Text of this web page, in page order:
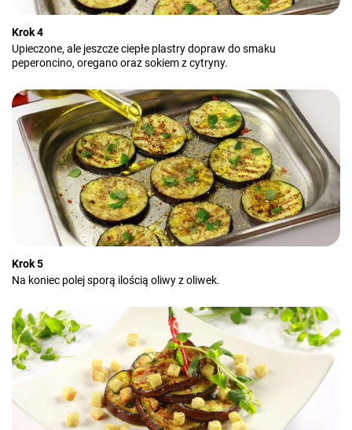
Krok 4
Upieczone, ale jeszcze ciepłe plastry dopraw do smaku
peperoncino, oregano oraz sokiem z cytryny.
Krok 5
Na koniec polej sporą ilością oliwy z oliwek.